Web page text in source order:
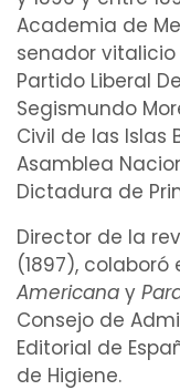
Academia de
senador vitalicio
Partido Liberal
Segismundo
Civil de las Islas
Asamblea
Dictadura de
Director de la
(1897), colaboró
Americana y
Consejo de
Editorial de
de Higiene.